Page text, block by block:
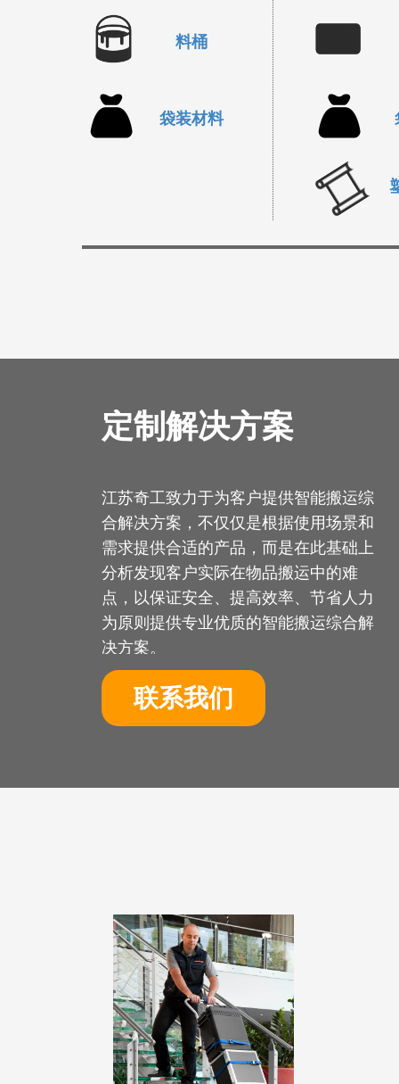
定制解决方案
江苏奇工致力于为客户提供智能搬运综
合解决方案，不仅仅是根据使用场景和
需求提供合适的产品，而是在此基础上
分析发现客户实际在物品搬运中的难
点，以保证安全、提高效率、节省人力
为原则提供专业优质的智能搬运综合解
决方案。
联系我们
料桶
袋装材料